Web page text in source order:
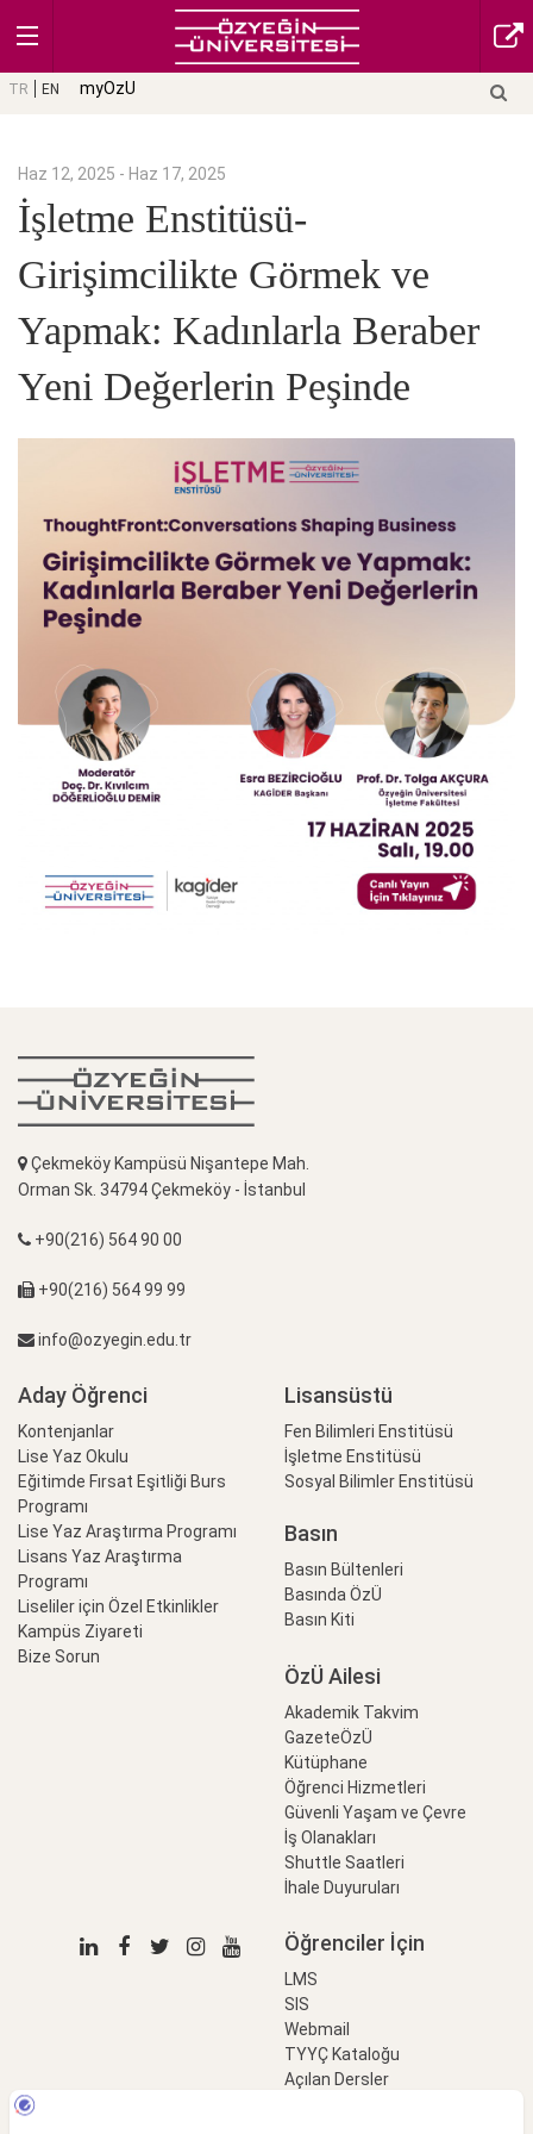
TR EN myOzU
Haz 12, 2025 - Haz 17, 2025
İşletme Enstitüsü-
Girişimcilikte Görmek ve
Yapmak: Kadınlarla Beraber
Yeni Değerlerin Peşinde
Çekmeköy Kampüsü Nişantepe Mah.
Orman Sk. 34794 Çekmeköy - İstanbul
+90(216) 564 90 00
+90(216) 564 99 99
info@ozyegin.edu.tr
Aday Öğrenci
Kontenjanlar
Lise Yaz Okulu
Eğitimde Fırsat Eşitliği Burs
Programı
Lise Yaz Araştırma Programı
Lisans Yaz Araştırma
Programı
Liseliler için Özel Etkinlikler
Kampüs Ziyareti
Bize Sorun
Lisansüstü
Fen Bilimleri Enstitüsü
İşletme Enstitüsü
Sosyal Bilimler Enstitüsü
Basın
Basın Bültenleri
Basında ÖzÜ
Basın Kiti
ÖzÜ Ailesi
Akademik Takvim
GazeteÖzÜ
Kütüphane
Öğrenci Hizmetleri
Güvenli Yaşam ve Çevre
İş Olanakları
Shuttle Saatleri
İhale Duyuruları
Öğrenciler İçin
LMS
SIS
Webmail
TYYÇ Kataloğu
Açılan Dersler